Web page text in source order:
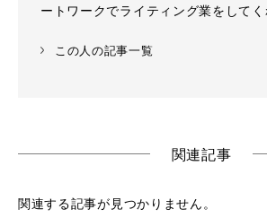
ートワークでライティング業をしてく
この人の記事一覧
関連記事
関連する記事が見つかりません。